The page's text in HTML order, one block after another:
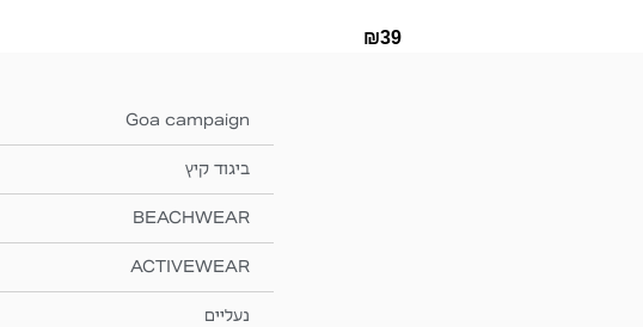
₪39
Goa campaign
ביגוד קיץ
BEACHWEAR
ACTIVEWEAR
נעליים